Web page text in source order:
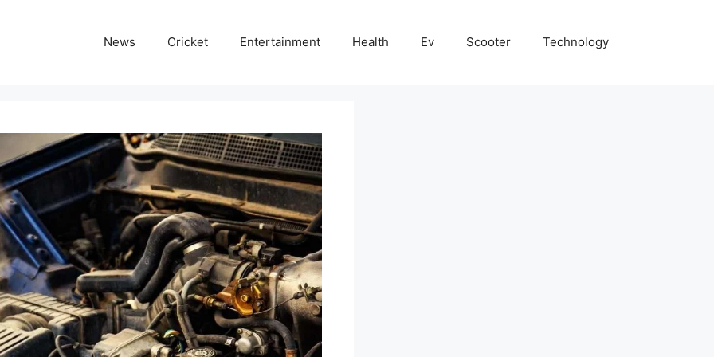
News Cricket Entertainment Health Ev Scooter Technology